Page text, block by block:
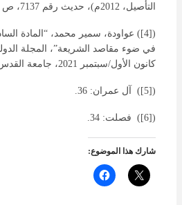
التأصيل، 2012م)، حديث رقم 7137، ص 171.
([4]) عواودة، سمير محمد، “المادة
كانون الأول/سبتمبر 2021، جامعة القدس، فلسطين.
([5]) آل عمران: 36.
([6]) فصلت: 34.
شارك هذا الموضوع: